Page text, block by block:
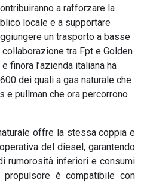
a rafforzare la
locale e a supportare
un trasporto a basse
tra Fpt e Golden
finora l’azienda italiana ha
dei quali a gas naturale che
e pullman che ora percorrono
offre la stessa coppia e
del diesel, garantendo
rumorosità inferiori e consumi
propulsore è compatibile con